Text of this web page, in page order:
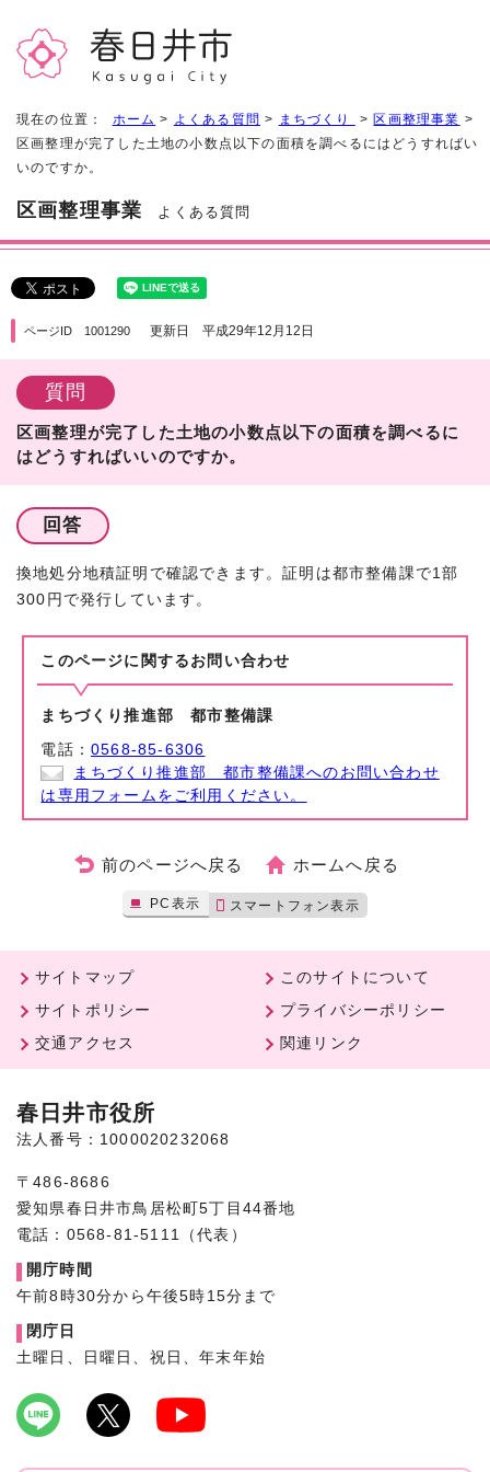
現在の位置： ホーム > よくある質問 > まちづくり >区画整理事業 >
区画整理が完了した土地の小数点以下の面積を調べるにはどうすればい
いのですか。
区画整理事業 よくある質問
ページID 1001290 更新日 平成29年12月12日
質問
区画整理が完了した土地の小数点以下の面積を調べるに
はどうすればいいのですか。
回答
換地処分地積証明で確認できます。証明は都市整備課で1部
300円で発行しています。
このページに関する お問い合わせ
まちづくり推進部 都市整備課
電話：0568-85-6306
まちづくり推進部 都市整備課へのお問い合わせ
は専用フォームをご利用ください。
前のページへ戻る ホームへ戻る
PC表示 スマートフォン表示
サイトマップ
このサイトについて
サイトポリシー
プライバシーポリシー
交通アクセス
関連リンク
春日井市役所
法人番号：1000020232068
〒486-8686
愛知県春日井市鳥居松町5丁目44番地
電話：0568-81-5111（代表）
開庁時間
午前8時30分から午後5時15分まで
閉庁日
土曜日、日曜日、祝日、年末年始